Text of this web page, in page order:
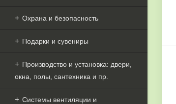
Охрана и безопасность
Подарки и сувениры
Производство и установка: двери,
окна, полы, сантехника и пр.
Системы вентиляции и